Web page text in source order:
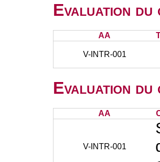
Evaluation du
AA
V-INTR-001
Evaluation du
AA
V-INTR-001